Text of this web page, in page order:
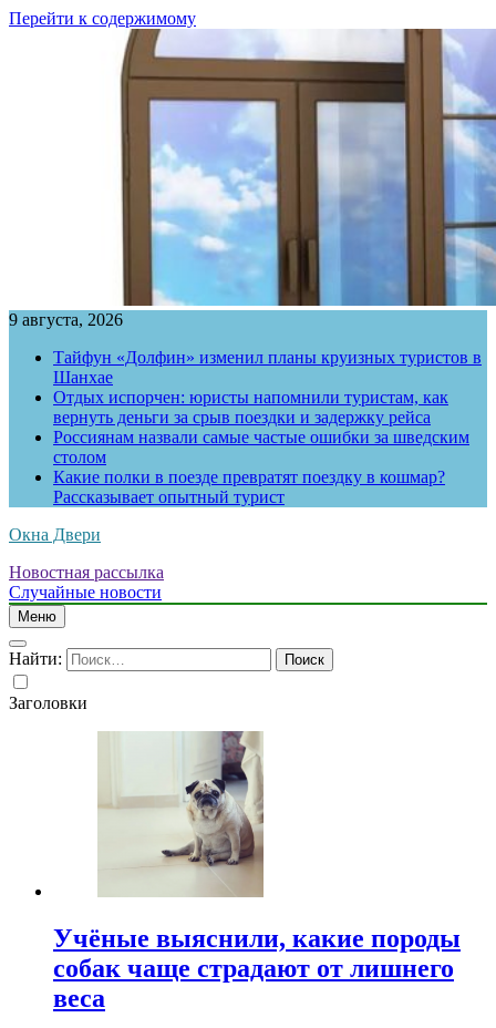
Перейти к содержимому
9 августа, 2026
Тайфун «Долфин» изменил планы круизных туристов в
Шанхае
Отдых испорчен: юристы напомнили туристам, как
вернуть деньги за срыв поездки и задержку рейса
Россиянам назвали самые частые ошибки за шведским
столом
Какие полки в поезде превратят поездку в кошмар?
Рассказывает опытный турист
Окна Двери
Новостная рассылка
Случайные новости
Меню
Найти:
Заголовки
Учёные выяснили, какие породы
собак чаще страдают от лишнего
веса